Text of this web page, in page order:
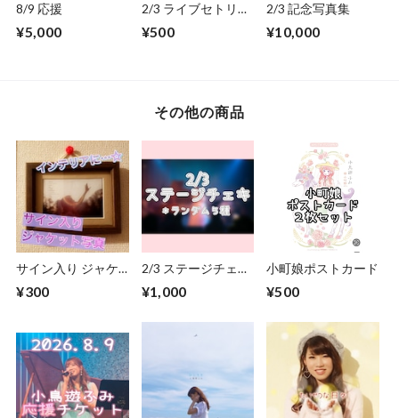
8/9 応援
¥5,000
2/3 ライブセトリ&
¥500
2/3 記念写真集
¥10,000
その他の商品
サイン入り ジャケ
¥300
2/3 ステージチェ
¥1,000
小町娘ポストカード
¥500